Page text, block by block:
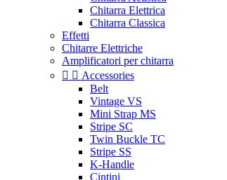
Chitarra Elettrica
Chitarra Classica
Effetti
Chitarre Elettriche
Amplificatori per chitarra
  Accessories
Belt
Vintage VS
Mini Strap MS
Stripe SC
Twin Buckle TC
Stripe SS
K-Handle
Cintini